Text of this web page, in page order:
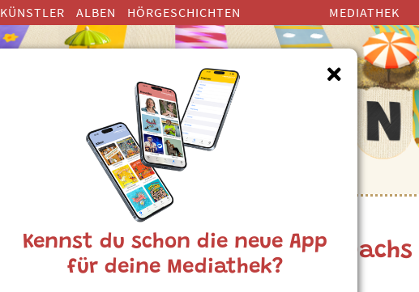
KÜNSTLER ALBEN
HÖRGESCHICHTEN
MEDIATHEK
Machs wie de Dachs
Kennst du schon die neue App
für deine Mediathek?